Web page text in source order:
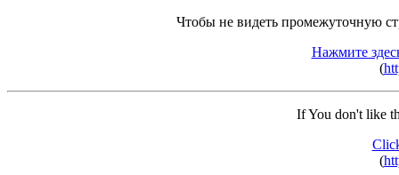
Чтобы не видеть промежуточную
Нажмите
(
If You don't like
(